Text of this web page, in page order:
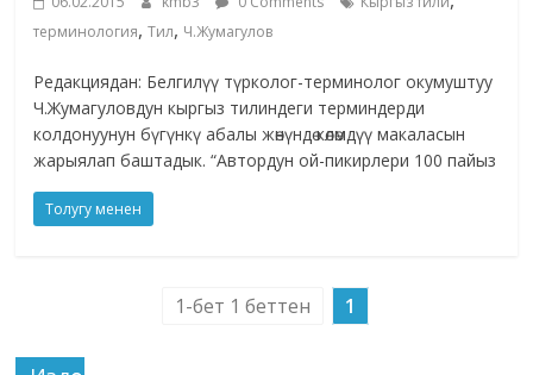
терминология,Тил, Ч.Жумагулов
Редакциядан: Белгилүү түрколог-терминолог окумуштуу
Ч.Жумагуловдун кыргыз тилиндеги терминдерди
колдонуунун бүгүнкү абалы жөнүндө көлөмдүү макаласын
жарыялап баштадык. “Автордун ой-пикирлери 100 пайыз
Толугу менен
1-бет 1 беттен 1